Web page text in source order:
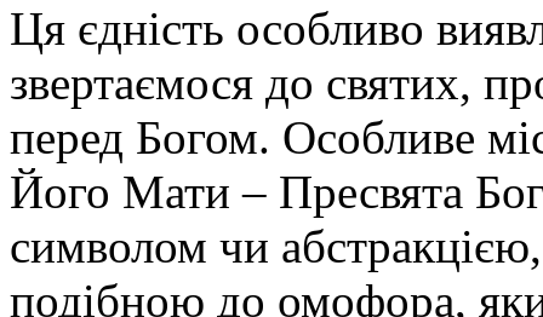
Ця єдність особливо
звертаємося до святих,
перед Богом. Особливе
Його Мати – Пресвята
символом чи
подібною до омофора,